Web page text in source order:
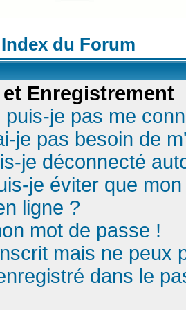
du Forum
Enregistrement
puis-je pas me
je pas besoin de
je déconnecté
je éviter que
ligne ?
mot de passe !
mais ne peux
dans le